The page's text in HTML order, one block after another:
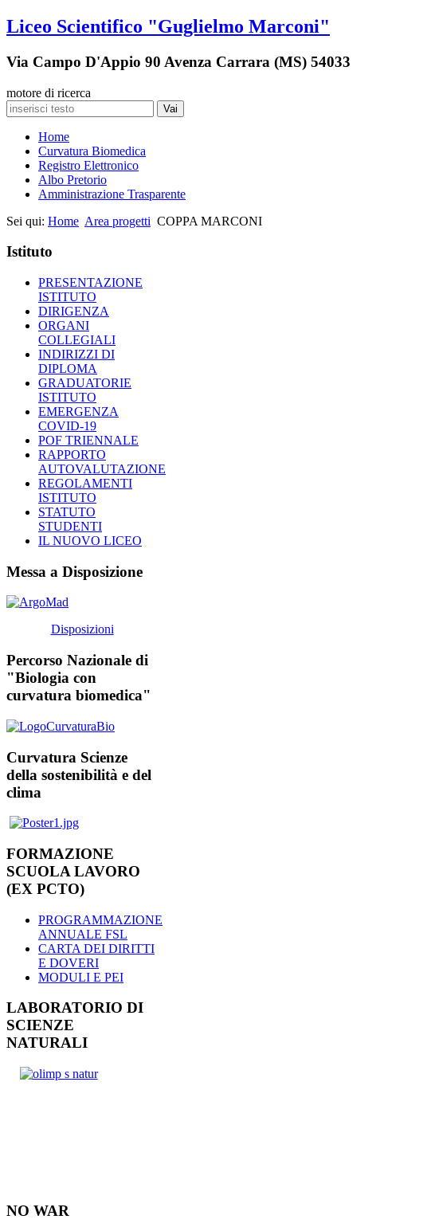
Liceo Scientifico "Guglielmo Marconi"
Via Campo D'Appio 90 Avenza Carrara (MS) 54033
motore di ricerca
Vai
Home
Curvatura Biomedica
Registro Elettronico
Albo Pretorio
Amministrazione Trasparente
Sei qui: Home Area progetti COPPA MARCONI
Istituto
PRESENTAZIONE
ISTITUTO
DIRIGENZA
ORGANI
COLLEGIALI
INDIRIZZI DI
DIPLOMA
GRADUATORIE
ISTITUTO
EMERGENZA
COVID-19
POF TRIENNALE
RAPPORTO
AUTOVALUTAZIONE
REGOLAMENTI
ISTITUTO
STATUTO
STUDENTI
IL NUOVO LICEO
Messa a Disposizione
Disposizioni
Percorso Nazionale di
"Biologia con
curvatura biomedica"
Curvatura Scienze
della sostenibilità e del
clima
FORMAZIONE
SCUOLA LAVORO
(EX PCTO)
PROGRAMMAZIONE
ANNUALE FSL
CARTA DEI DIRITTI
E DOVERI
MODULI E PEI
LABORATORIO DI
SCIENZE
NATURALI
NO WAR